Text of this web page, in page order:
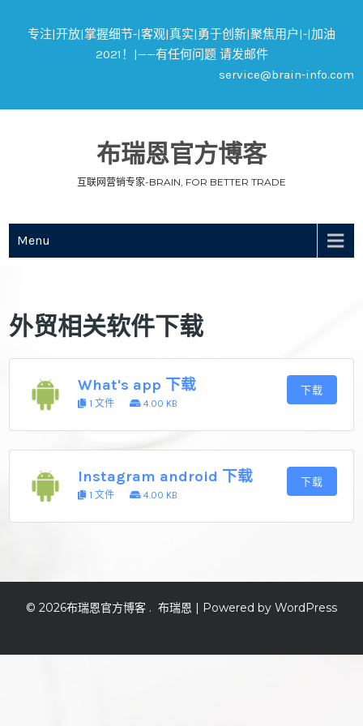
专注|开放|掌握细节-|客观|真实|勇于创新|聚焦用户|-|加油
2021！|——有任何问题 请发邮件
service@brain-info.com
布瑞恩官方博客
互联网营销专家-BRAIN, FOR BETTER TRADE
Menu
外贸相关软件下载
What's app 下载
1 文件 4.00 KB
下载
Instagram android 下载
1 文件 4.00 KB
下载
© 2026布瑞恩官方博客 . 布瑞恩 | Powered by WordPress